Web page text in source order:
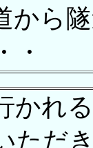
から
・
かれ
ただ